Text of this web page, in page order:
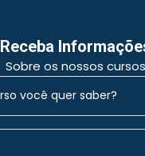
Receba
Sobre os nossos cursos